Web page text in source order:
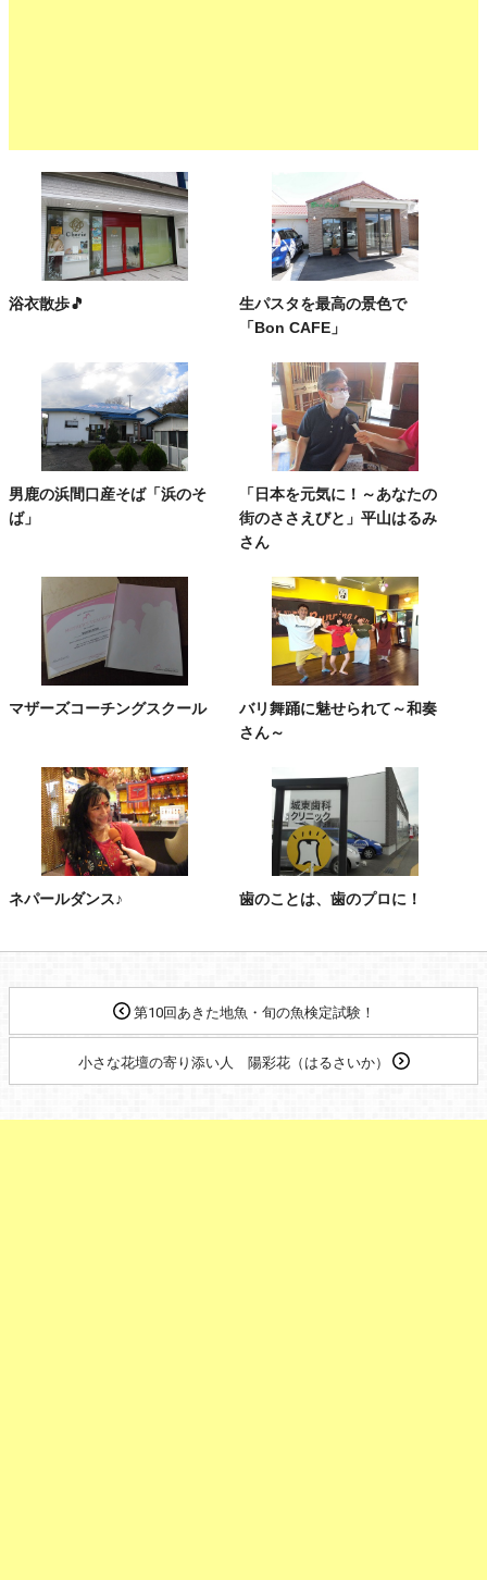
浴衣散歩🎵
生パスタを最高の景色で
「Bon CAFE」
男鹿の浜間口産そば「浜のそ
ば」
「日本を元気に！～あなたの
街のささえびと」平山はるみ
さん
マザーズコーチングスクール
バリ舞踊に魅せられて～和奏
さん～
ネパールダンス♪ 歯のことは、歯のプロに！
第10回あきた地魚・旬の魚検定試験！
小さな花壇の寄り添い人 陽彩花（はるさいか）